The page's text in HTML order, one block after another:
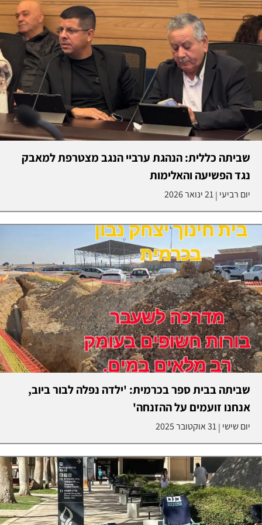
שביתה כללית: הנהגת ערביי הנגב מצטרפת למאבק
נגד הפשיעה והאלימות
יום רביעי |21 ינואר 2026
שביתה בבית ספר בכרמית: 'ילדה נפלה לבור ביוב,
אנחנו זועמים על ההזנחה'
יום שישי |31 אוקטובר 2025